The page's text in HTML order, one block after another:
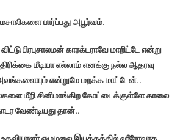
பார்ப்பது அபூர்வம்.
பிரபுசாலமன் காரக்டராவே மாறிட்டே என்று
மீடியா எல்லாம் எனக்கு நல்ல ஆதரவு
என்றுமே மறக்க மாட்டேன்..
மீறி சினிமாங்கிற கோட்டைக்குள்ளே காலை
வேண்டியது தான்..